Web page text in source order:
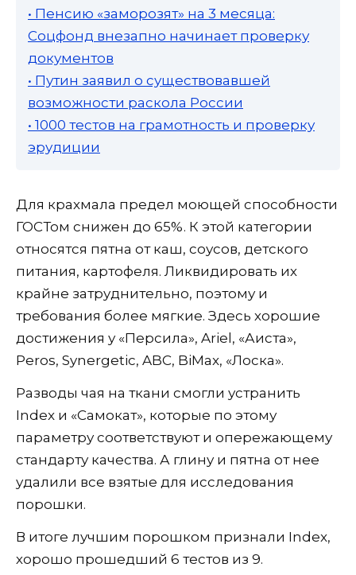
• Пенсию «заморозят» на 3 месяца:
Соцфонд внезапно начинает проверку
документов
• Путин заявил о существовавшей
возможности раскола России
• 1000 тестов на грамотность и проверку
эрудиции
Для крахмала предел моющей способности
ГОСТом снижен до 65%. К этой категории
относятся пятна от каш, соусов, детского
питания, картофеля. Ликвидировать их
крайне затруднительно, поэтому и
требования более мягкие. Здесь хорошие
достижения у «Персила», Ariel, «Аиста»,
Peros, Synergetic, ABC, BiMax, «Лоска».
Разводы чая на ткани смогли устранить
Index и «Самокат», которые по этому
параметру соответствуют и опережающему
стандарту качества. А глину и пятна от нее
удалили все взятые для исследования
порошки.
В итоге лучшим порошком признали Index,
хорошо прошедший 6 тестов из 9.